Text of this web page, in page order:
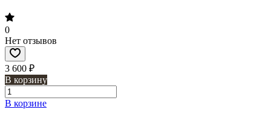
0
Нет отзывов
3 600 ₽
В корзину
В корзине